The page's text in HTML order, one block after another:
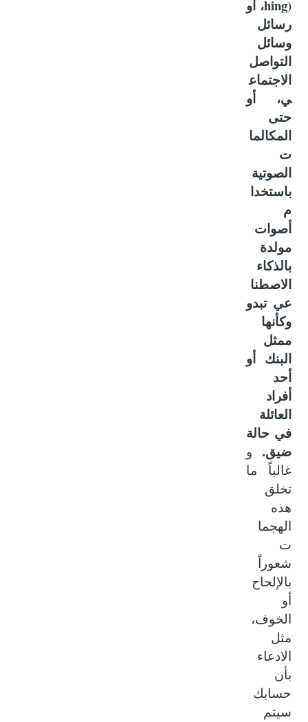
hing)، أو
رسائل
وسائل
التواصل
الاجتماع
ي، أو
حتى
المكالما
ت
الصوتية
باستخدا
أصوات
مولدة
بالذكاء
الاصطنا
عي تبدو
وكأنها
ممثل
البنك أو
أحد
أفراد
العائلة
في حالة
ضيق.و
غالباً ما
تخلق
هذه
الهجما
شعوراً
بالإلحاح
الخوف،
مثل
الادعاء
بأن
حسابك
سيتم